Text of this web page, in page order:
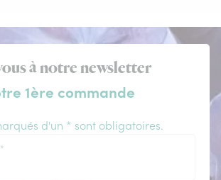
à notre newsletter
1ère commande
d'un * sont obligatoires.
*